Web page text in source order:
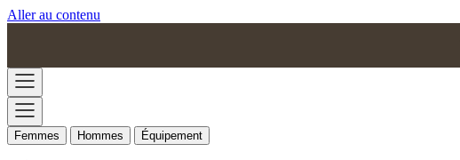
Aller au contenu
Femmes Hommes Équipement